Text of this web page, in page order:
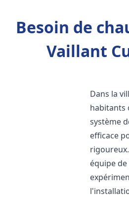
Besoin de
Vaillant
Dans la
habitants
système
efficace
équipe